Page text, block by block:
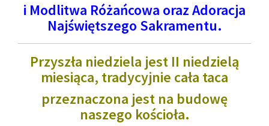
i Modlitwa Różańcowa oraz Adoracja
Najświętszego Sakramentu.
Przyszła niedziela jest II niedzielą
miesiąca, tradycyjnie cała taca
przeznaczona jest na budowę
naszego kościoła.